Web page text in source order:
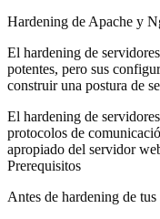
Hardening de Apache y
El hardening de
potentes, pero sus
construir una postura de
El hardening de
protocolos de
apropiado del servidor
Prerequisitos
Antes de hardening de